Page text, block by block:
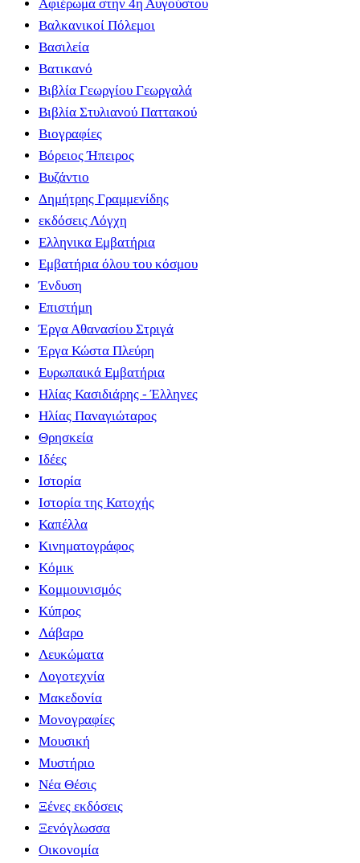
Αφιέρωμα στην 4η Αυγούστου
Βαλκανικοί Πόλεμοι
Βασιλεία
Βατικανό
Βιβλία Γεωργίου Γεωργαλά
Βιβλία Στυλιανού Παττακού
Βιογραφίες
Βόρειος Ήπειρος
Βυζάντιο
Δημήτρης Γραμμενίδης
εκδόσεις Λόγχη
Ελληνικα Εμβατήρια
Εμβατήρια όλου του κόσμου
Ένδυση
Επιστήμη
Έργα Αθανασίου Στριγά
Έργα Κώστα Πλεύρη
Ευρωπαικά Εμβατήρια
Ηλίας Κασιδιάρης - Έλληνες
Ηλίας Παναγιώταρος
Θρησκεία
Ιδέες
Ιστορία
Ιστορία της Κατοχής
Καπέλλα
Κινηματογράφος
Κόμικ
Κομμουνισμός
Κύπρος
Λάβαρο
Λευκώματα
Λογοτεχνία
Μακεδονία
Μονογραφίες
Μουσική
Μυστήριο
Νέα Θέσις
Ξένες εκδόσεις
Ξενόγλωσσα
Οικονομία